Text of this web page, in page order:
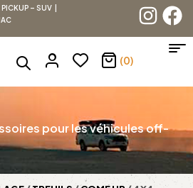
– SUV |
(0)
pour les véhicules off-